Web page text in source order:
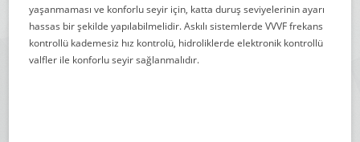
yaşanmaması ve konforlu seyir için, katta duruş seviyelerinin ayarı
hassas bir şekilde yapılabilmelidir. Askılı sistemlerde VVVF frekans
kontrollü kademesiz hız kontrolü, hidroliklerde elektronik kontrollü
valfler ile konforlu seyir sağlanmalıdır.